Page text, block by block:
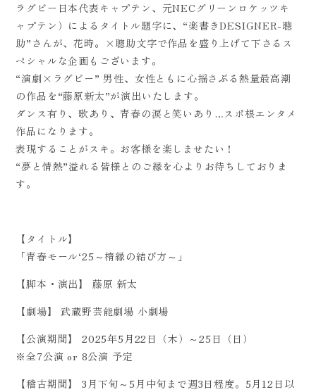
ラグビー日本代表キャプテン、元NECグリーンロケッツキ
ャプテン）によるタイトル題字に、“楽書きDESIGNER-聰
助”さんが、花時。×聰助文字で作品を盛り上げて下さるス
ペシャルな企画もございます。
“演劇×ラグビー” 男性、女性ともに心揺さぶる熱量最高潮
の作品を“藤原新太”が演出いたします。
ダンス有り、歌あり、青春の涙と笑いあり…スポ根エンタメ
作品になります。
表現することがスキ。お客様を楽しませたい！
“夢と情熱”溢れる皆様とのご縁を心よりお待ちしておりま
す。
【タイトル】
「青春モール‘25～楕縁の結び方～」
【脚本・演出】 藤原 新太
【劇場】 武蔵野芸能劇場 小劇場
【公演期間】 2025年5月22日（木）～25日（日）
※全7公演 or 8公演 予定
【稽古期間】 3月下旬～5月中旬まで週3日程度。5月12日以